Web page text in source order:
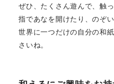
ぜひ、たくさん遊んで、触
指であなを開けたり、のぞ
世界に一つだけの自分の和
さいね。